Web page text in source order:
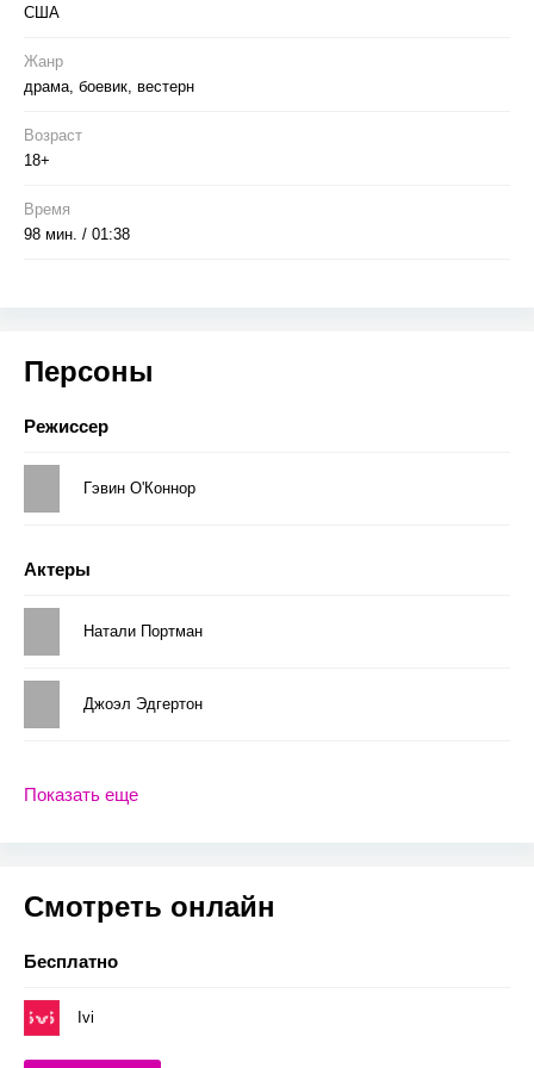
США
Жанр
драма, боевик, вестерн
Возраст
18+
Время
98 мин. / 01:38
Персоны
Режиссер
Гэвин О'Коннор
Актеры
Натали Портман
Джоэл Эдгертон
Показать еще
Смотреть онлайн
Бесплатно
Ivi